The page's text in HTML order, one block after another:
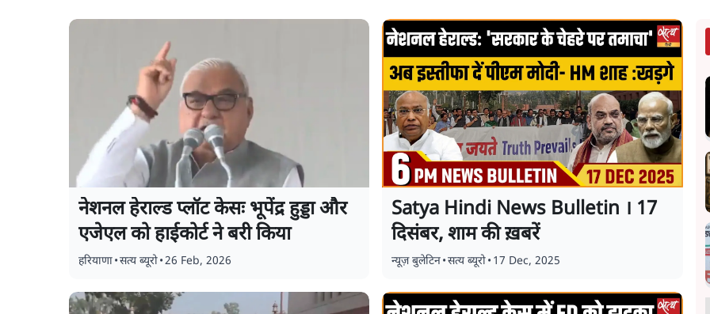
नेशनल हेराल्ड प्लॉट केसः भूपेंद्र हुड्डा और
एजेएल को हाईकोर्ट ने बरी किया
हरियाणा•सत्य ब्यूरो•26 Feb, 2026
Satya Hindi News Bulletin । 17
दिसंबर, शाम की ख़बरें
न्यूज़ बुलेटिन•सत्य ब्यूरो• 17 Dec, 2025